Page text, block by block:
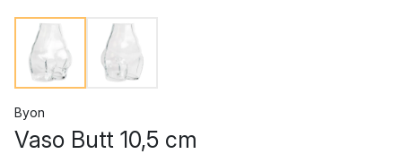
Byon
Vaso Butt 10,5 cm